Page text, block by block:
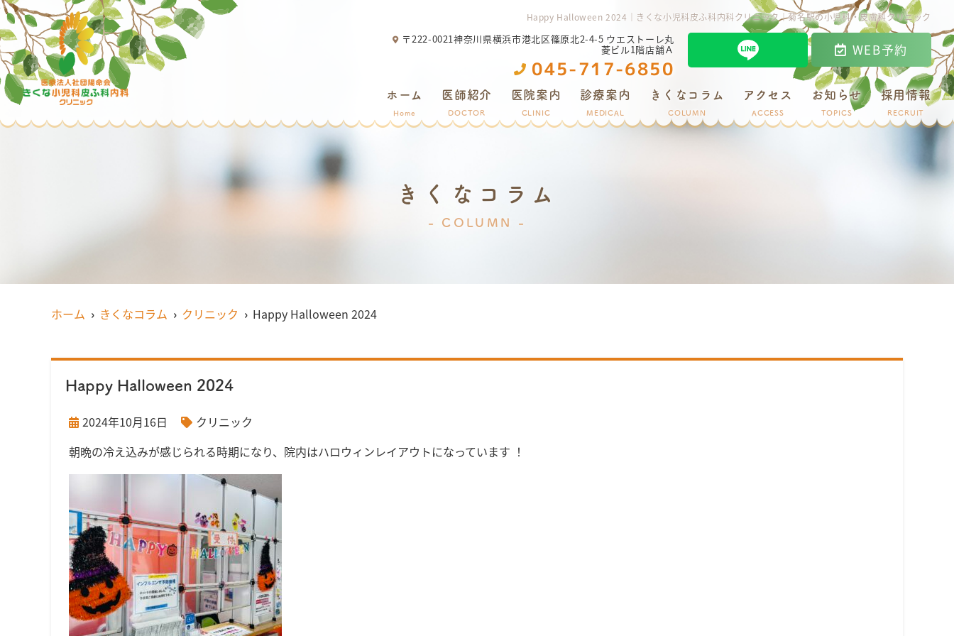
Happy Halloween 2024｜きくな小児科皮ふ科内科クリニック｜菊名駅の小児科・皮膚科クリニック
〒222-0021神奈川県横浜市港北区篠原北2-4-5 ウエストーレ丸
菱ビル1階店舗Ａ
045-717-6850
WEB予約
ホーム
Home
医師紹介
DOCTOR
医院案内
CLINIC
診療案内
MEDICAL
きくなコラム
COLUMN
アクセス
ACCESS
お知らせ
TOPICS
採用情報
RECRUIT
きくなコラム
COLUMN
ホーム きくなコラム クリニック Happy Halloween 2024
Happy Halloween 2024
2024年10月16日
クリニック
朝晩の冷え込みが感じられる時期になり、院内はハロウィンレイアウトになっています ！